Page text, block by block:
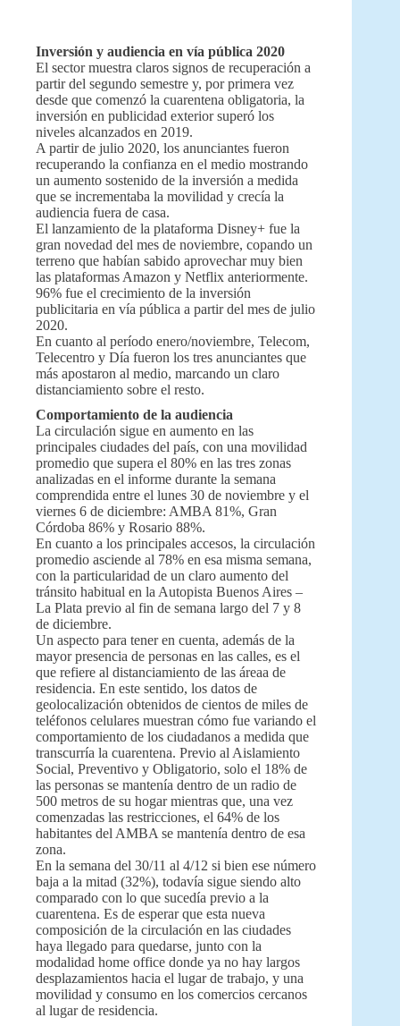
Inversión y audiencia en vía pública 2020
El sector muestra claros signos de recuperación a
partir del segundo semestre y, por primera vez
desde que comenzó la cuarentena obligatoria, la
inversión en publicidad exterior superó los
niveles alcanzados en 2019.
A partir de julio 2020, los anunciantes fueron
recuperando la confianza en el medio mostrando
un aumento sostenido de la inversión a medida
que se incrementaba la movilidad y crecía la
audiencia fuera de casa.
El lanzamiento de la plataforma Disney+ fue la
gran novedad del mes de noviembre, copando un
terreno que habían sabido aprovechar muy bien
las plataformas Amazon y Netflix anteriormente.
96% fue el crecimiento de la inversión
publicitaria en vía pública a partir del mes de julio
2020.
En cuanto al período enero/noviembre, Telecom,
Telecentro y Día fueron los tres anunciantes que
más apostaron al medio, marcando un claro
distanciamiento sobre el resto.
Comportamiento de la audiencia
La circulación sigue en aumento en las
principales ciudades del país, con una movilidad
promedio que supera el 80% en las tres zonas
analizadas en el informe durante la semana
comprendida entre el lunes 30 de noviembre y el
viernes 6 de diciembre: AMBA 81%, Gran
Córdoba 86% y Rosario 88%.
En cuanto a los principales accesos, la circulación
promedio asciende al 78% en esa misma semana,
con la particularidad de un claro aumento del
tránsito habitual en la Autopista Buenos Aires –
La Plata previo al fin de semana largo del 7 y 8
de diciembre.
Un aspecto para tener en cuenta, además de la
mayor presencia de personas en las calles, es el
que refiere al distanciamiento de las áreaa de
residencia. En este sentido, los datos de
geolocalización obtenidos de cientos de miles de
teléfonos celulares muestran cómo fue variando el
comportamiento de los ciudadanos a medida que
transcurría la cuarentena. Previo al Aislamiento
Social, Preventivo y Obligatorio, solo el 18% de
las personas se mantenía dentro de un radio de
500 metros de su hogar mientras que, una vez
comenzadas las restricciones, el 64% de los
habitantes del AMBA se mantenía dentro de esa
zona.
En la semana del 30/11 al 4/12 si bien ese número
baja a la mitad (32%), todavía sigue siendo alto
comparado con lo que sucedía previo a la
cuarentena. Es de esperar que esta nueva
composición de la circulación en las ciudades
haya llegado para quedarse, junto con la
modalidad home office donde ya no hay largos
desplazamientos hacia el lugar de trabajo, y una
movilidad y consumo en los comercios cercanos
al lugar de residencia.